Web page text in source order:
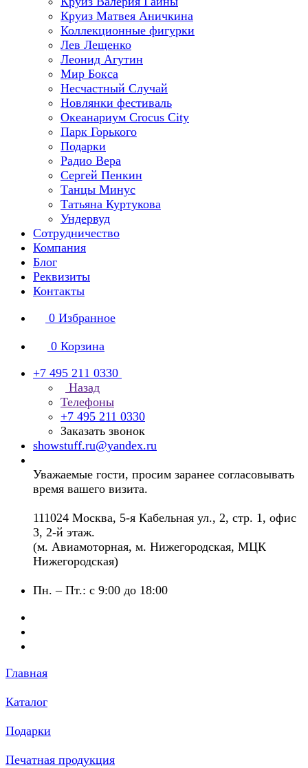
Круиз Матвея Аничкина
Коллекционные фигурки
Лев Лещенко
Леонид Агутин
Мир Бокса
Несчастный Случай
Новлянки фестиваль
Океанариум Crocus City
Парк Горького
Подарки
Радио Вера
Сергей Пенкин
Танцы Минус
Татьяна Куртукова
Ундервуд
Сотрудничество
Компания
Блог
Реквизиты
Контакты
0 Избранное
0 Корзина
+7 495 211 0330
Назад
Телефоны
+7 495 211 0330
Заказать звонок
showstuff.ru@yandex.ru
Уважаемые гости, просим заранее согласовывать
время вашего визита.
111024 Москва, 5-я Кабельная ул., 2, стр. 1, офис
3, 2-й этаж.
(м. Авиамоторная, м. Нижегородская, МЦК
Нижегородская)
Пн. – Пт.: с 9:00 до 18:00
Главная
Каталог
Подарки
Печатная продукция